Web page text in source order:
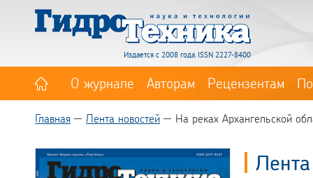
Издается с 2008 года. ISSN 2227-8400
О журнале Авторам Рецензентам
Главная Лента новостей На реках Архангельской